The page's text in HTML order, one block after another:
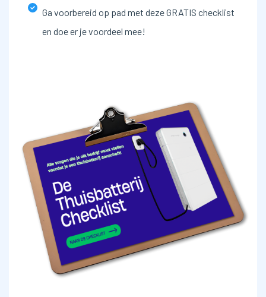
Ga voorbereid op pad met deze GRATIS checklist
en doe er je voordeel mee!